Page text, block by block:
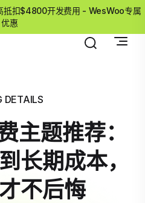
扣$4800开发费用 - WesWoo专属
优惠
DETAILS
题推荐：
长期成本，
不后悔